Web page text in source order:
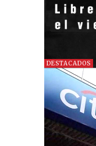
DESTACADOS